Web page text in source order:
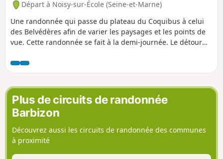
Départ à Noisy-sur-École (Seine-et-Marne)
Une randonnée qui passe du plateau du Coquibus à celui
des Belvédères afin de varier les paysages et les points de
vue. Cette randonnée se fait à la demi-journée. Le détour
délicat pour un intérêt limité.
Plus de circuits de randonnée
Barbizon
Découvrez aussi les circuits de randonnée des communes
à proximité